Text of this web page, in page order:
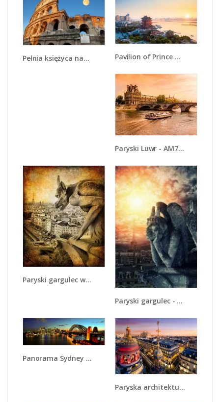
Pełnia księżyca nad Koloseum - AM069 Pavilion of Prince Teng w Chinach - AM728
Paryski Luwr - AM735
Paryski gargulec w stylu vintage - AM260
Paryski gargulec - AM741
Panorama Sydney po zmroku - AM770
Paryska architektura - AM402